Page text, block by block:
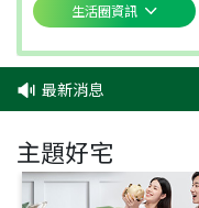
生活圈資訊
最新消息
主題好宅